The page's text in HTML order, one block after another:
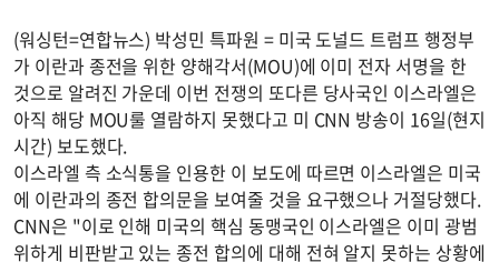
(워싱턴=연합뉴스) 박성민 특파원 = 미국 도널드 트럼프 행정부
가 이란과 종전을 위한 양해각서(MOU)에 이미 전자 서명을 한
것으로 알려진 가운데 이번 전쟁의 또다른 당사국인 이스라엘은
아직 해당 MOU룰 열람하지 못했다고 미 CNN 방송이 16일(현지
시간) 보도했다.
이스라엘 측 소식통을 인용한 이 보도에 따르면 이스라엘은 미국
에 이란과의 종전 합의문을 보여줄 것을 요구했으나 거절당했다.
CNN은 "이로 인해 미국의 핵심 동맹국인 이스라엘은 이미 광범
위하게 비판받고 있는 종전 합의에 대해 전혀 알지 못하는 상황에